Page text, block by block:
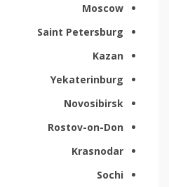
Moscow
Saint Petersburg
Kazan
Yekaterinburg
Novosibirsk
Rostov-on-Don
Krasnodar
Sochi